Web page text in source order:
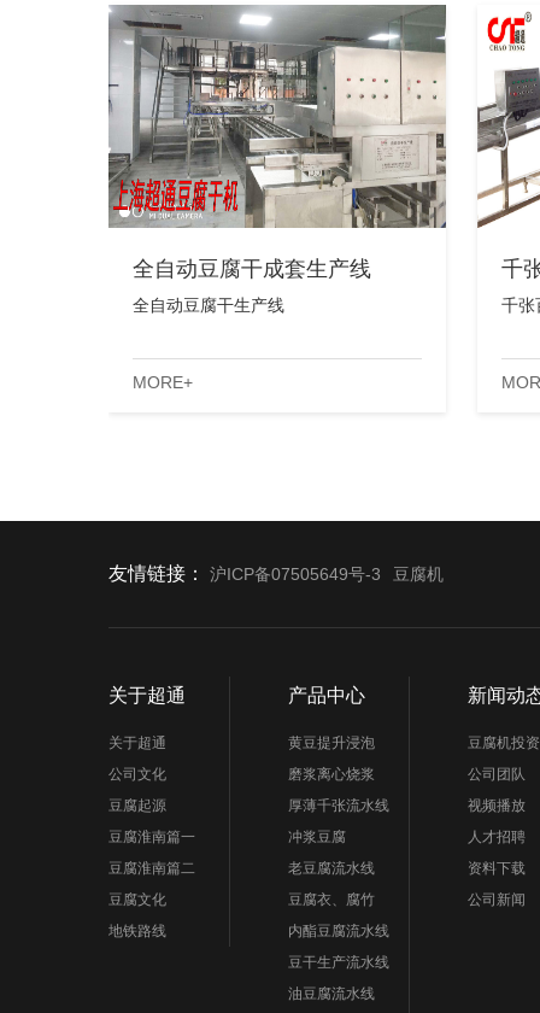
全自动豆腐干成套生产线
全自动豆腐干生产线
MORE+
千
千张
友情链接： 沪ICP备07505649号-3 豆腐机
关于超通
关于超通
公司文化
豆腐起源
豆腐淮南篇一
豆腐淮南篇二
豆腐文化
地铁路线
产品中心
黄豆提升浸泡
磨浆离心烧浆
厚薄千张流水线
冲浆豆腐
老豆腐流水线
豆腐衣、腐竹
内酯豆腐流水线
豆干生产流水线
油豆腐流水线
新闻动
豆腐机投
公司团队
视频播放
人才招聘
资料下载
公司新闻